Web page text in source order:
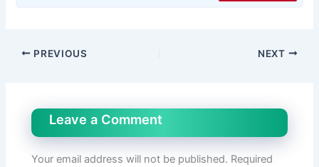
PREVIOUS NEXT
Leave a Comment
Your email address will not be published. Required